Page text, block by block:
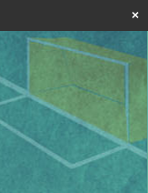
×